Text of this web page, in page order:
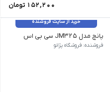
152,200 تومان
خرید از سایت فروشنده
پانچ مدل JM325 سی بی اس
فروشنده: فروشگاه پژانو